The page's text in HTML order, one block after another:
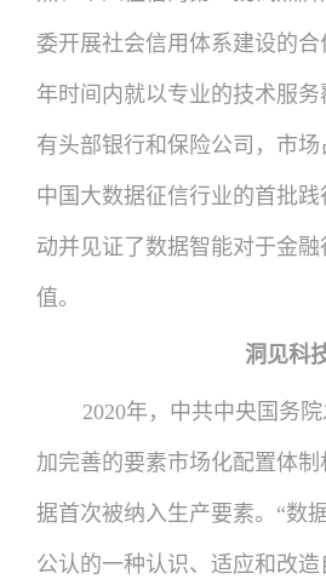
委开展社会信用体系建设的
年时间内就以专业的技术服
有头部银行和保险公司，市
中国大数据征信行业的首批
动并见证了数据智能对于金
值。
洞见科
2020年，中共中央国务
加完善的要素市场化配置体
据首次被纳入生产要素。“数
公认的一种认识、适应和改